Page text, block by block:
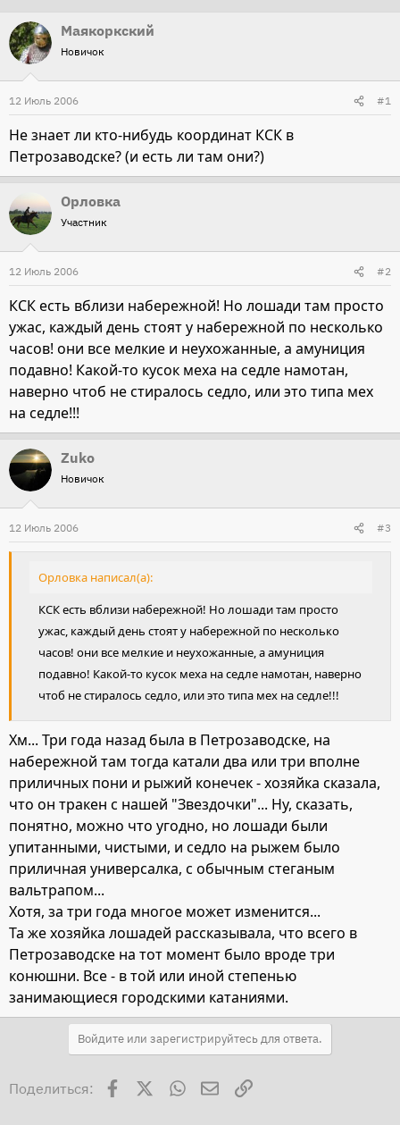
т
о
р
т
е
а
л
Маякоркский
Новичок
12 Июль 2006 #1
Не знает ли кто-нибудь координат КСК в
Петрозаводске? (и есть ли там они?)
Орловка
Участник
12 Июль 2006 #2
КСК есть вблизи набережной! Но лошади там просто
ужас, каждый день стоят у набережной по несколько
часов! они все мелкие и неухожанные, а амуниция
подавно! Какой-то кусок меха на седле намотан,
наверно чтоб не стиралось седло, или это типа мех
на седле!!!
Zuko
Новичок
12 Июль 2006 #3
Орловка написал(а):
КСК есть вблизи набережной! Но лошади там просто
ужас, каждый день стоят у набережной по несколько
часов! они все мелкие и неухожанные, а амуниция
подавно! Какой-то кусок меха на седле намотан, наверно
чтоб не стиралось седло, или это типа мех на седле!!!
Хм... Три года назад была в Петрозаводске, на
набережной там тогда катали два или три вполне
приличных пони и рыжий конечек - хозяйка сказала,
что он тракен с нашей "Звездочки"... Ну, сказать,
понятно, можно что угодно, но лошади были
упитанными, чистыми, и седло на рыжем было
приличная универсалка, с обычным стеганым
вальтрапом...
Хотя, за три года многое может изменится...
Та же хозяйка лошадей рассказывала, что всего в
Петрозаводске на тот момент было вроде три
конюшни. Все - в той или иной степенью
занимающиеся городскими катаниями.
Войдите или зарегистрируйтесь для ответа.
Поделиться: Facebook WhatsAppЭлектронная почта
Ссылка